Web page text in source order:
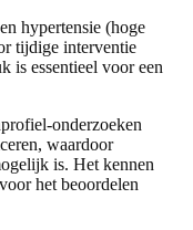
hypertensie (hoge
tijdige interventie
is essentieel voor een
onderzoeken
waardoor
is. Het kennen
het beoordelen